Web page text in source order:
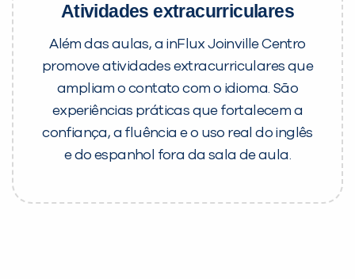
Atividades extracurriculares
Além das aulas, a inFlux Joinville Centro
promove atividades extracurriculares que
ampliam o contato com o idioma. São
experiências práticas que fortalecem a
confiança, a fluência e o uso real do inglês
e do espanhol fora da sala de aula.